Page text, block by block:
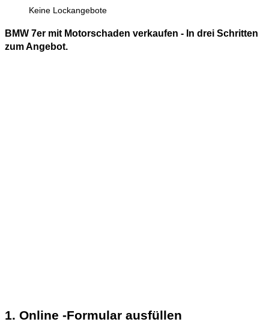
Keine Lockangebote
BMW 7er mit Motorschaden verkaufen - In drei Schritten
zum Angebot.
1. Online -Formular ausfüllen